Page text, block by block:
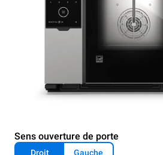
Sens ouverture de porte
Droit Gauche